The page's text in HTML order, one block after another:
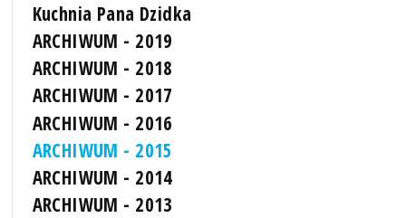
Kuchnia Pana Dzidka
ARCHIWUM - 2019
ARCHIWUM - 2018
ARCHIWUM - 2017
ARCHIWUM - 2016
ARCHIWUM - 2015
ARCHIWUM - 2014
ARCHIWUM - 2013